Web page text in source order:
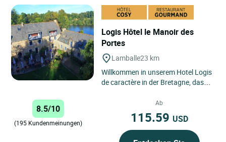
Logis Hôtel le Manoir des
Portes
Lamballe23 km
Willkommen in unserem Hotel Logis
de caractère in der Bretagne, das
der Grundlage lokaler...
8.5/10
(195 Kundenmeinungen)
Ab
115.59 USD